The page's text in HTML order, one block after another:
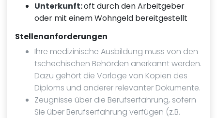
Unterkunft:oft durch den Arbeitgeber
oder mit einem Wohngeld bereitgestellt
Stellenanforderungen
Ihre medizinische Ausbildung muss von den
tschechischen Behörden anerkannt werden.
Dazu gehört die Vorlage von Kopien des
Diploms und anderer relevanter Dokumente.
Zeugnisse über die Berufserfahrung, sofern
Sie über Berufserfahrung verfügen (z.B.